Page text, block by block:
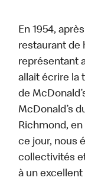
En 1954,
restaurant de
représentant
allait écrire la
de
McDonald’s
Richmond,
ce jour, nous
collectivités
à un excellent